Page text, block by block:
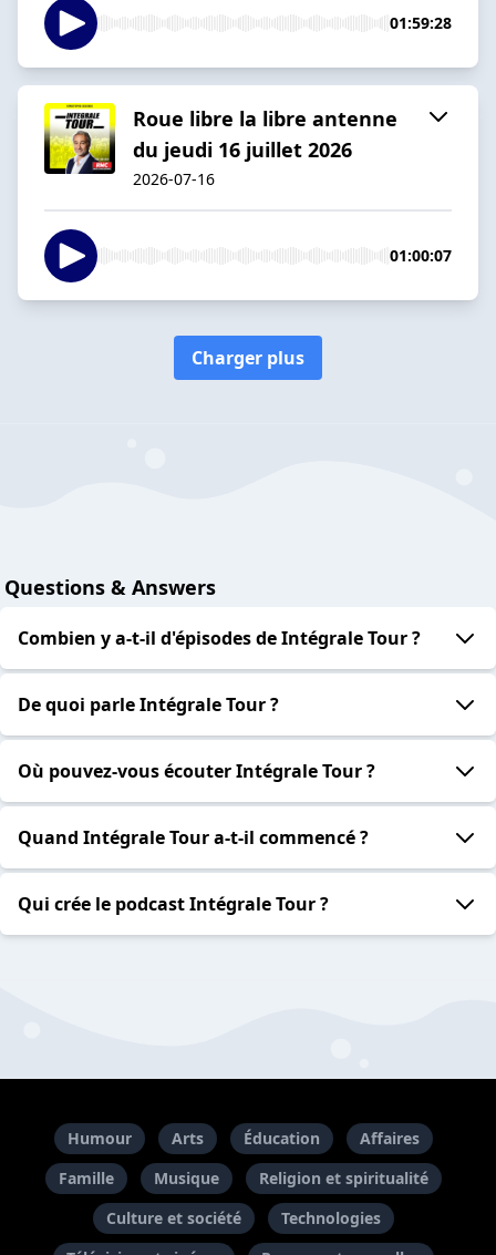
01:59:28
Roue libre la libre antenne
du jeudi 16 juillet 2026
2026-07-16
01:00:07
Charger plus
Questions & Answers
Combien y a-t-il d'épisodes de Intégrale Tour ?
De quoi parle Intégrale Tour ?
Où pouvez-vous écouter Intégrale Tour ?
Quand Intégrale Tour a-t-il commencé ?
Qui crée le podcast Intégrale Tour ?
Humour Arts Éducation
Affaires
Famille
Musique
Religion et spiritualité
Culture et société
Technologies